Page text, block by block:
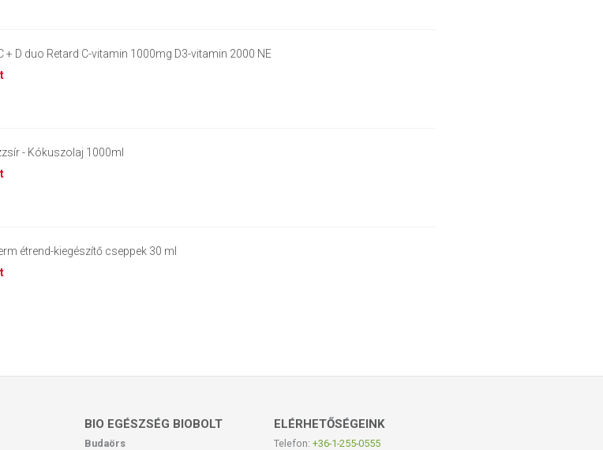
+ D duo Retard C-vitamin 1000mg D3-vitamin 2000 NE
- Kókuszolaj 1000ml
étrend-kiegészítő cseppek 30 ml
BIO EGÉSZSÉG BIOBOLT
Budaörs
ELÉRHETŐSÉGEINK
Telefon: +36-1-255-0555